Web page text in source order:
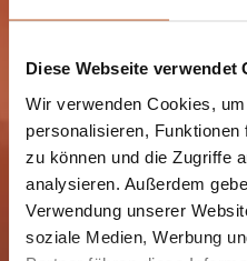
Diese Webseite verwendet
Wir verwenden Cookies,
personalisieren,
zu können und die Zugriffe
analysieren. Außerdem
Verwendung unserer
soziale Medien, Werbung
De ontsnapping